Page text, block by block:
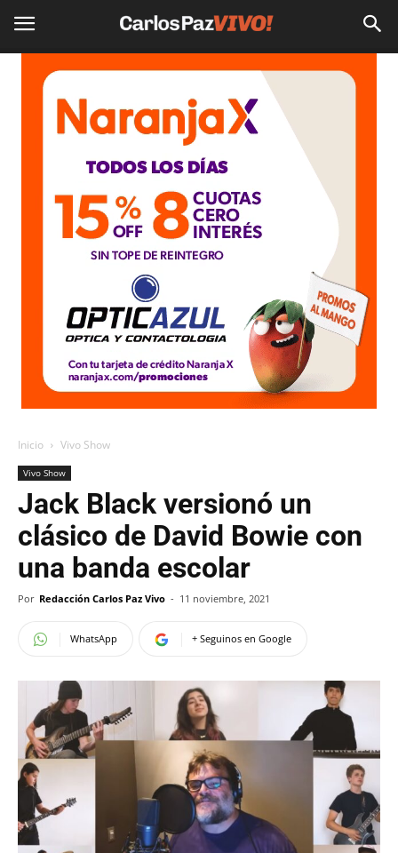
Inicio Vivo Show
Vivo Show
Jack Black versionó un
clásico de David Bowie con
una banda escolar
Por Redacción Carlos Paz Vivo - 11 noviembre, 2021
WhatsApp + Seguinos en Google